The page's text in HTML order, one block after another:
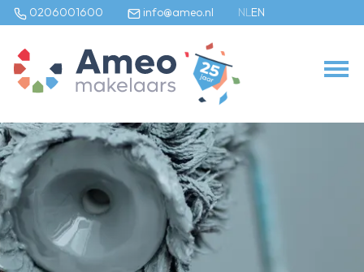
0206001600 info@ameo.nl NLEN
Ons aanbod
Te koop
Te huur
Bedrijfs onroerend goed
Onze diensten
Verkoopmakelaar